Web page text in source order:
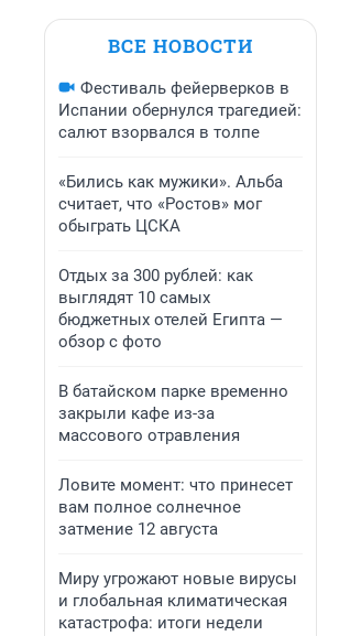
ВСЕ НОВОСТИ
Фестиваль фейерверков в
Испании обернулся трагедией:
салют взорвался в толпе
«Бились как мужики». Альба
считает, что «Ростов» мог
обыграть ЦСКА
Отдых за 300 рублей: как
выглядят 10 самых
бюджетных отелей Египта —
обзор с фото
В батайском парке временно
закрыли кафе из-за
массового отравления
Ловите момент: что принесет
вам полное солнечное
затмение 12 августа
Миру угрожают новые вирусы
и глобальная климатическая
катастрофа: итоги недели